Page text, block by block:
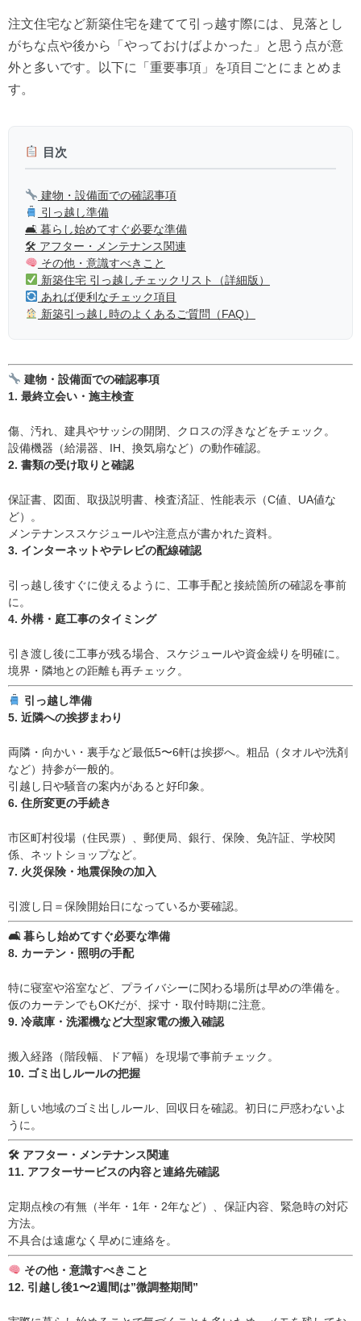
注文住宅など新築住宅を建てて引っ越す際には、見落とし
がちな点や後から「やっておけばよかった」と思う点が意
外と多いです。以下に「重要事項」を項目ごとにまとめま
す。
目次
建物・設備面での確認事項
引っ越し準備
🛋 暮らし始めてすぐ必要な準備
🛠 アフター・メンテナンス関連
その他・意識すべきこと
新築住宅 引っ越しチェックリスト（詳細版）
あれば便利なチェック項目
新築引っ越し時のよくあるご質問（FAQ）
建物・設備面での確認事項
1. 最終立会い・施主検査
傷、汚れ、建具やサッシの開閉、クロスの浮きなどをチェック。
設備機器（給湯器、IH、換気扇など）の動作確認。
2. 書類の受け取りと確認
保証書、図面、取扱説明書、検査済証、性能表示（C値、UA値な
ど）。
メンテナンススケジュールや注意点が書かれた資料。
3. インターネットやテレビの配線確認
引っ越し後すぐに使えるように、工事手配と接続箇所の確認を事前
に。
4. 外構・庭工事のタイミング
引き渡し後に工事が残る場合、スケジュールや資金繰りを明確に。
境界・隣地との距離も再チェック。
引っ越し準備
5. 近隣への挨拶まわり
両隣・向かい・裏手など最低5〜6軒は挨拶へ。粗品（タオルや洗剤
など）持参が一般的。
引越し日や騒音の案内があると好印象。
6. 住所変更の手続き
市区町村役場（住民票）、郵便局、銀行、保険、免許証、学校関
係、ネットショップなど。
7. 火災保険・地震保険の加入
引渡し日＝保険開始日になっているか要確認。
🛋 暮らし始めてすぐ必要な準備
8. カーテン・照明の手配
特に寝室や浴室など、プライバシーに関わる場所は早めの準備を。
仮のカーテンでもOKだが、採寸・取付時期に注意。
9. 冷蔵庫・洗濯機など大型家電の搬入確認
搬入経路（階段幅、ドア幅）を現場で事前チェック。
10. ゴミ出しルールの把握
新しい地域のゴミ出しルール、回収日を確認。初日に戸惑わないよ
うに。
🛠 アフター・メンテナンス関連
11. アフターサービスの内容と連絡先確認
定期点検の有無（半年・1年・2年など）、保証内容、緊急時の対応
方法。
不具合は遠慮なく早めに連絡を。
その他・意識すべきこと
12. 引越し後1〜2週間は”微調整期間”